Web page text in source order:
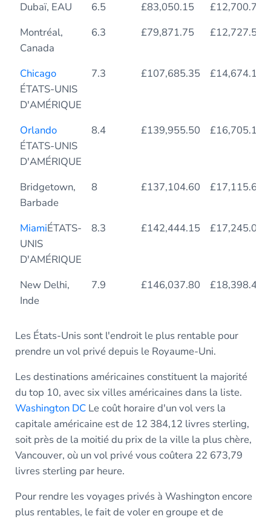
Dubaï, EAU 6.5 £83,050.15
£12,700.74
Montréal,
Canada
6.3 £79,871.75 £12,727.55
Chicago
ÉTATS-UNIS
D'AMÉRIQUE
7.3 £107,685.35 £14,674.19
Orlando
ÉTATS-UNIS
D'AMÉRIQUE
8.4 £139,955.50 £16,705.12
Bridgetown,
Barbade
8 £137,104.60 £17,115.61
MiamiÉTATS-
UNIS
D'AMÉRIQUE
8.3 £142,444.15 £17,245.05
New Delhi,
Inde
7.9 £146,037.80 £18,398.46
Les États-Unis sont l'endroit le plus rentable pour
prendre un vol privé depuis le Royaume-Uni.
Les destinations américaines constituent la majorité
du top 10, avec six villes américaines dans la liste.
Washington DCLe coût horaire d'un vol vers la
capitale américaine est de 12 384,12 livres sterling,
soit près de la moitié du prix de la ville la plus chère,
Vancouver, où un vol privé vous coûtera 22 673,79
livres sterling par heure.
Pour rendre les voyages privés à Washington encore
plus rentables, le fait de voler en groupe et de